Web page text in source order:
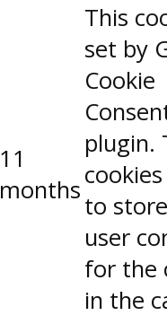
11
months
This
set by
Cookie
plugin.
to
user
for the
in the